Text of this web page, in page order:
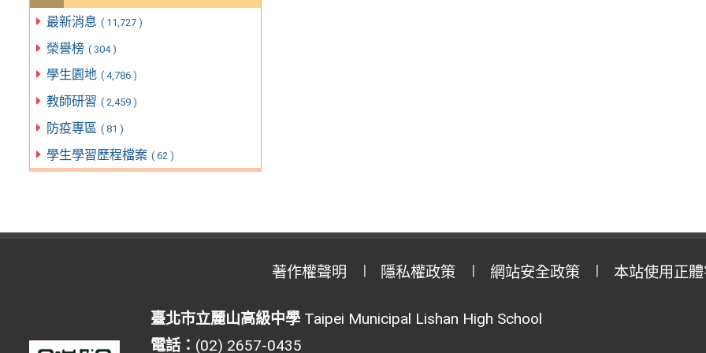
最新消息 ( 11,727 )
榮譽榜 ( 304 )
學生園地 ( 4,786 )
教師研習 ( 2,459 )
防疫專區 ( 81 )
學生學習歷程檔案 ( 62 )
著作權聲明 隱私權政策 網站安全政策 本站使用正
臺北市立麗山高級中學Taipei Municipal Lishan High School
電話： (02) 2657-0435